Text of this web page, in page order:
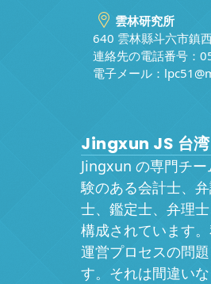
雲林研究所
640 雲林縣斗六市鎮
連絡先の電話番号：
電子メール：
Jingxun JS 台湾
Jingxun の専門チ
験のある会計士、
士、鑑定士、弁理
構成されています
運営プロセスの問
す。それは間違い